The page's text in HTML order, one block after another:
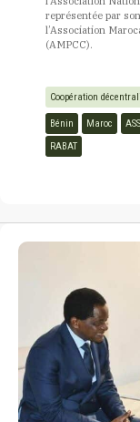
représentée par
l’Association
(AMPCC).
Coopération
Bénin Maroc
RABAT